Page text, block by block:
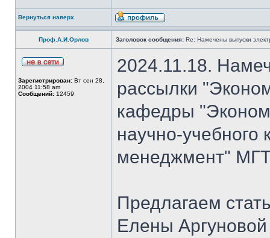
Вернуться наверх
Проф.А.И.Орлов Заголовок сообщения: Re: Намечены выпуски
Зарегистрирован: Вт сен 28,
2004 11:58 am
Сообщений: 12459
2024.11.18.
рассылки
кафедры
научно-
менеджмент"
Предлагаем
Елены